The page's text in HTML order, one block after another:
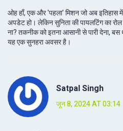
ओह हाँ, एक और 'पहला' मिशन जो अब इतिहास
अपडेट हो। लेकिन सुनिता की पायलटिंग का रोल
ना? तकनीक को इतना आसानी से पारी देना,
यह एक सुनहरा अवसर है।
Satpal Singh
जून 8, 2024 AT 03:14